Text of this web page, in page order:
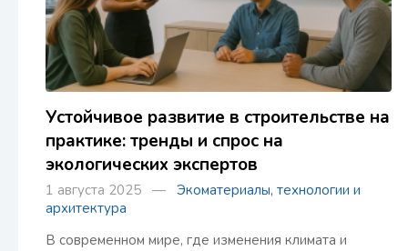
Устойчивое развитие в строительстве на
практике: тренды и спрос на
экологических экспертов
1 августа 2025 — Экоматериалы, технологии и
архитектура
В современном мире, где изменения климата и